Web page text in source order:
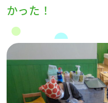
かった！